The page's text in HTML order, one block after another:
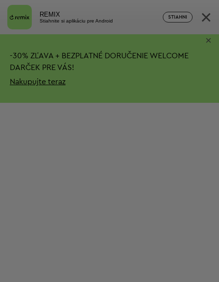
REMIX
Stiahnite si aplikáciu pre Android
STIAHNI ×
-30% ZĽAVA + BEZPLATNÉ DORUČENIE WELCOME
DARČEK PRE VÁS!
Nakupujte teraz
×